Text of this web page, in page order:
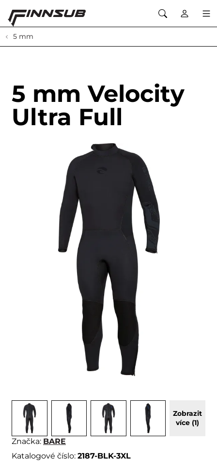
5 mm
5 mm Velocity
Ultra Full
Zobrazit
více (1)
Značka: BARE
Katalogové číslo: 2187-BLK-3XL